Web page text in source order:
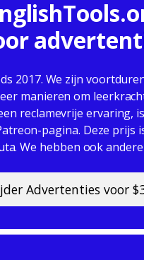
2017. We zijn
manieren om
reclamevrije ervaring,
pagina. Deze prijs
We hebben ook
Advertenties voor